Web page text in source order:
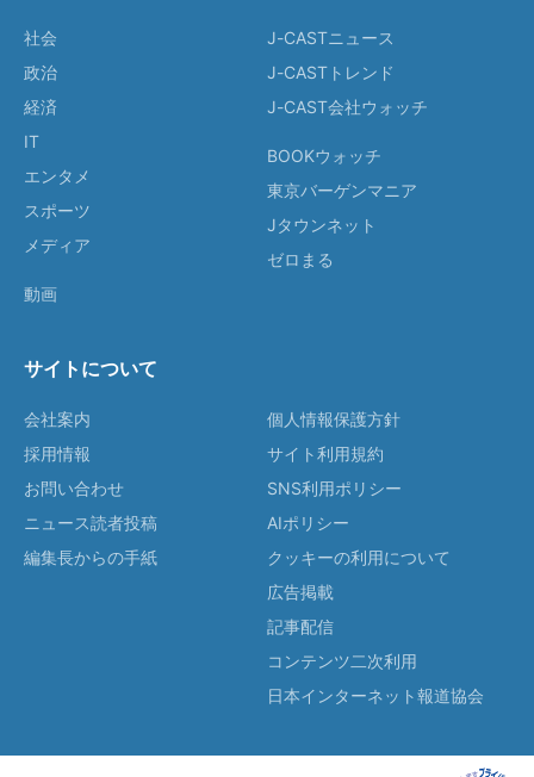
社会
政治
経済
IT
エンタメ
スポーツ
メディア
動画
J-CASTニュース
J-CASTトレンド
J-CAST会社ウォッチ
BOOKウォッチ
東京バーゲンマニア
Jタウンネット
ゼロまる
サイトについて
会社案内
採用情報
お問い合わせ
ニュース読者投稿
編集長からの手紙
個人情報保護方針
サイト利用規約
SNS利用ポリシー
AIポリシー
クッキーの利用について
広告掲載
記事配信
コンテンツ二次利用
日本インターネット報道協会